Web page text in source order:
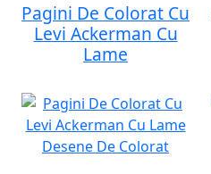
Pagini De Colorat Cu
Levi Ackerman Cu
Lame